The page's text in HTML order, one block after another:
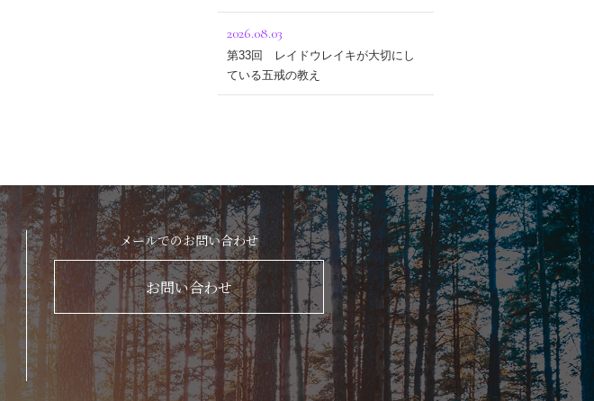
2026.08.03
第33回 レイドウレイキが大切にし
ている五戒の教え
メールでのお問い合わせ
お問い合わせ